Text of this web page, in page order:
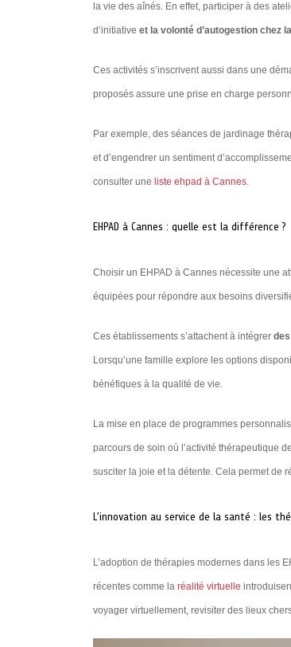
la vie des aînés. En effet, participer à des
d’initiative et la volonté d’autogestion chez
Ces activités s’inscrivent aussi dans une
proposés assure une prise en charge
Par exemple, des séances de jardinage
et d’engendrer un sentiment
consulter une liste ehpad à Cannes.
EHPAD à Cannes : quelle est la différence ?
Choisir un EHPAD à Cannes nécessite une
équipées pour répondre aux besoins
Ces établissements s’attachent à intégrer
Lorsqu’une famille explore les options
bénéfiques à la qualité de vie.
La mise en place de programmes
parcours de soin où l’activité thérapeutique
susciter la joie et la détente. Cela permet de
L’innovation au service de la santé : les
L’adoption de thérapies modernes dans les
récentes comme la réalité virtuelle
voyager virtuellement, revisiter des lieux